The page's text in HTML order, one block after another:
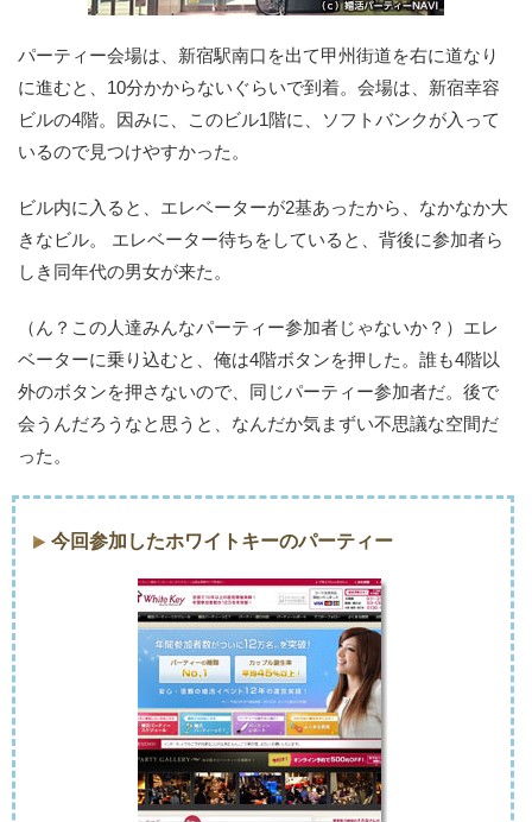
パーティー会場は、新宿駅南口を出て甲州街道を右に道なり
に進むと、10分かからないぐらいで到着。会場は、新宿幸容
ビルの4階。因みに、このビル1階に、ソフトバンクが入って
いるので見つけやすかった。
ビル内に入ると、エレベーターが2基あったから、なかなか大
きなビル。 エレベーター待ちをしていると、背後に参加者ら
しき同年代の男女が来た。
（ん？この人達みんなパーティー参加者じゃないか？）エレ
ベーターに乗り込むと、俺は4階ボタンを押した。誰も4階以
外のボタンを押さないので、同じパーティー参加者だ。後で
会うんだろうなと思うと、なんだか気まずい不思議な空間だ
った。
今回参加したホワイトキーのパーティー